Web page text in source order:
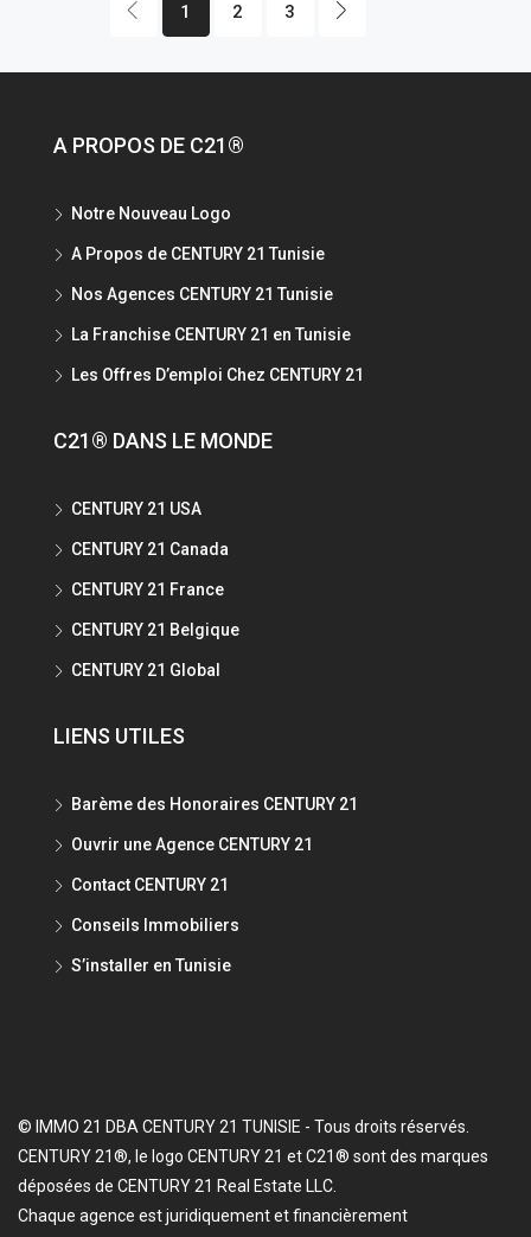
1 2 3
A PROPOS DE C21®
Notre Nouveau Logo
A Propos de CENTURY 21 Tunisie
Nos Agences CENTURY 21 Tunisie
La Franchise CENTURY 21 en Tunisie
Les Offres D’emploi Chez CENTURY 21
C21® DANS LE MONDE
CENTURY 21 USA
CENTURY 21 Canada
CENTURY 21 France
CENTURY 21 Belgique
CENTURY 21 Global
LIENS UTILES
Barème des Honoraires CENTURY 21
Ouvrir une Agence CENTURY 21
Contact CENTURY 21
Conseils Immobiliers
S’installer en Tunisie
© IMMO 21 DBA CENTURY 21 TUNISIE - Tous droits réservés.
CENTURY 21®, le logo CENTURY 21 et C21® sont des marques
déposées de CENTURY 21 Real Estate LLC.
Chaque agence est juridiquement et financièrement